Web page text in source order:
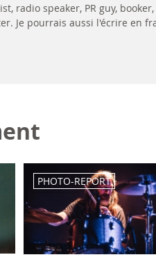
radio speaker, PR guy,
Je pourrais aussi l'écrire en
PHOTO-REPORT